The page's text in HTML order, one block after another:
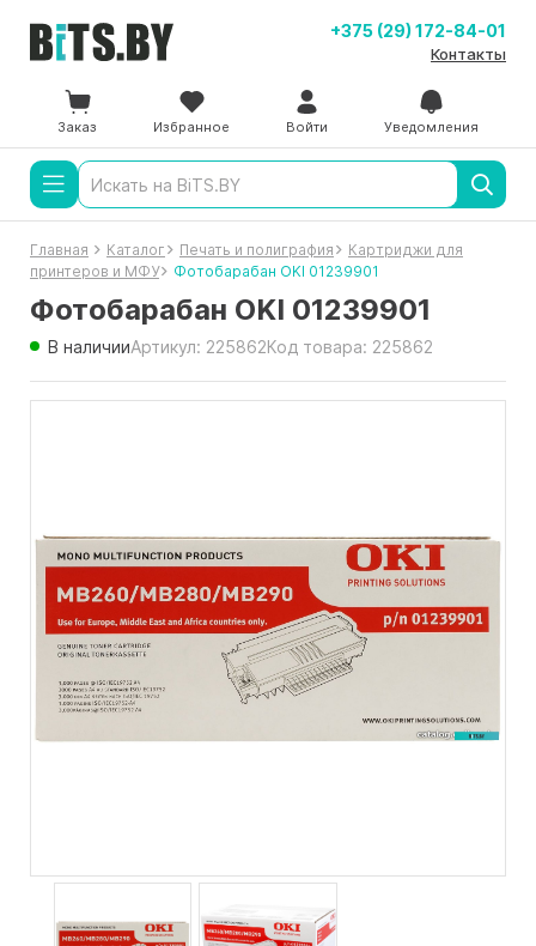
+375 (29) 172-84-01
Контакты
Заказ Избранное Войти Уведомления
Главная Каталог Печать и полиграфия
Картриджи для
принтеров и МФУ
Фотобарабан OKI 01239901
Фотобарабан OKI 01239901
В наличииАртикул: 225862Код товара: 225862